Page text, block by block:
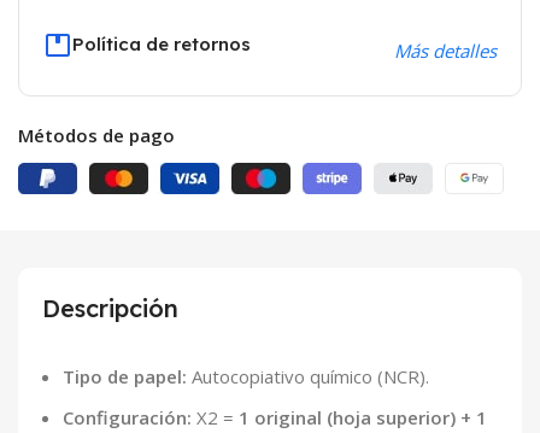
Política de retornos Más detalles
Métodos de pago
Descripción
Tipo de papel: Autocopiativo químico (NCR).
Configuración: X2 = 1 original (hoja superior) + 1